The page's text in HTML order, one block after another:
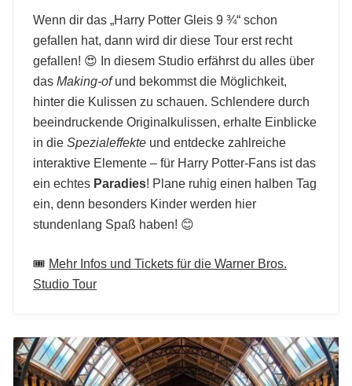
Wenn dir das „Harry Potter Gleis 9 ¾“ schon
gefallen hat, dann wird dir diese Tour erst recht
gefallen! 😍 In diesem Studio erfährst du alles über
das Making-ofund bekommst die Möglichkeit,
hinter die Kulissen zu schauen. Schlendere durch
beeindruckende Originalkulissen, erhalte Einblicke
in die Spezialeffekte und entdecke zahlreiche
interaktive Elemente – für Harry Potter-Fans ist das
ein echtes Paradies! Plane ruhig einen halben Tag
ein, denn besonders Kinder werden hier
stundenlang Spaß haben! 😊
🎟️ Mehr Infos und Tickets für die Warner Bros.
Studio Tour